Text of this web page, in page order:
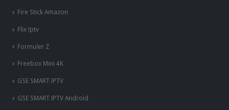
Fire Stick Amazon
Flix Iptv
Formuler Z
Freebox Mini 4K
‎GSE SMART IPTV
GSE SMART IPTV Android